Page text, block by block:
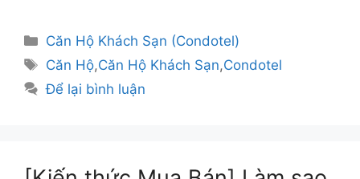
Danh
mục
Căn Hộ Khách Sạn (Condotel)
Thẻ
Căn Hộ,Căn Hộ Khách Sạn,Condotel
Để lại bình luận